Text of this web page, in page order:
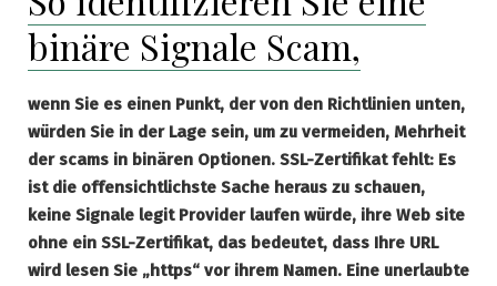
binäre Signale Scam,
wenn Sie es einen Punkt, der von den Richtlinien unten,
würden Sie in der Lage sein, um zu vermeiden, Mehrheit
der scams in binären Optionen. SSL-Zertifikat fehlt: Es
ist die offensichtlichste Sache heraus zu schauen,
keine Signale legit Provider laufen würde, ihre Web site
ohne ein SSL-Zertifikat, das bedeutet, dass Ihre URL
wird lesen Sie „https“ vor ihrem Namen. Eine unerlaubte